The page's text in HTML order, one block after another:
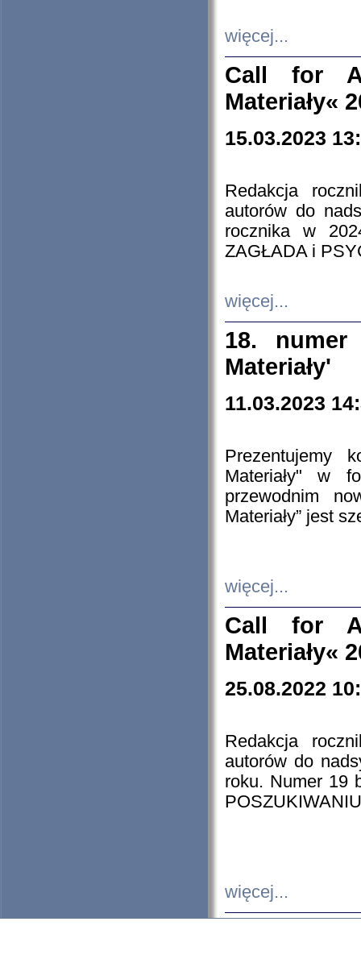
więcej...
Call for
Materiały«
15.03.2023
Redakcja
autorów do
rocznika w
ZAGŁADA i
więcej...
18. numer
Materiały'
11.03.2023
Prezentujemy
Materiały" w
przewodnim
Materiały” jest
więcej...
Call for
Materiały«
25.08.2022
Redakcja
autorów do
roku. Numer 19
więcej...